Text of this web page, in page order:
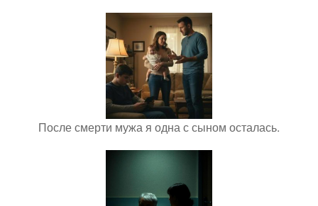
После смерти мужа я одна с сыном осталась.